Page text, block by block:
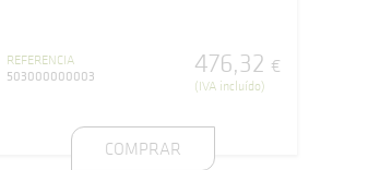
REFERENCIA
503000000003
476,32 €
(IVA incluído)
COMPRAR